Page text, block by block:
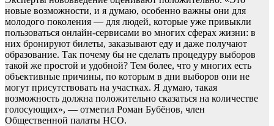
новые возможности, и я думаю, особенно важны они для
молодого поколения — для людей, которые уже привыкли
пользоваться онлайн-сервисами во многих сферах жизни: в
них бронируют билеты, заказывают еду и даже получают
образование. Так почему бы не сделать процедуру выборов
такой же простой и удобной? Тем более, что у многих есть
объективные причины, по которым в дни выборов они не
могут присутствовать на участках. Я думаю, такая
возможность должна положительно сказаться на количестве
голосующих», — отметил Роман Бубёнов, член
Общественной палаты НСО.